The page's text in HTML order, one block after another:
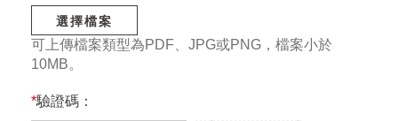
選擇檔案
可上傳檔案類型為PDF、JPG或PNG，檔案小於
10MB。
*驗證碼：